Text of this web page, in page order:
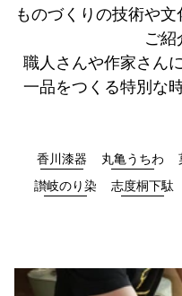
伝統的工芸品と​手袋
（製造事業者）の​紹
香川漆器
桐箱
組手障子
讃岐提灯
もの​づくりの​技術や​
ご紹
職人さんや​作家さん
一品を​つくる​特別な​
香川漆器 丸亀うちわ
讃岐のり染
志度桐下駄